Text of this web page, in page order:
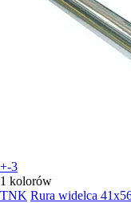
+-3
1 kolorów
TNK Rura widelca